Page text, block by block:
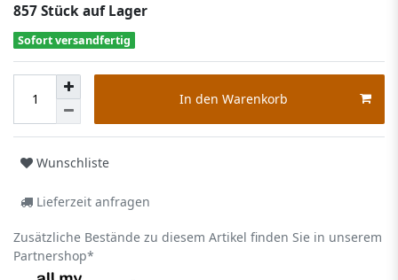
857 Stück auf Lager
Sofort versandfertig
In den Warenkorb
Wunschliste
Lieferzeit anfragen
Zusätzliche Bestände zu diesem Artikel finden Sie in unserem
Partnershop*